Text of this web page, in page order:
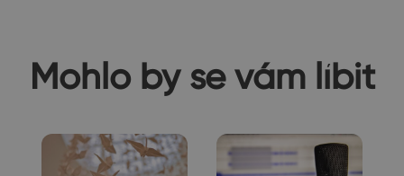
Mohlo by se vám líbit